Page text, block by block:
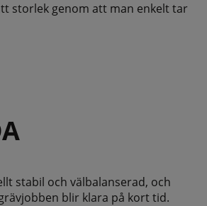
storlek genom att man enkelt tar
stabil och välbalanserad, och
blir klara på kort tid.